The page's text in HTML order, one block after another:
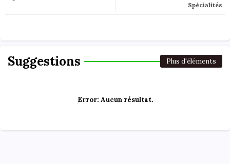
Spécialités
Suggestions Plus d'éléments
Error: Aucun résultat.